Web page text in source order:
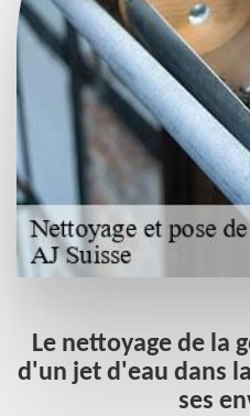
Le nettoyage de la
d'un jet d'eau dans
ses